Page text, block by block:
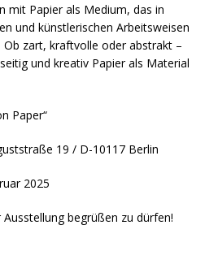
mit Papier als Medium, das in
und künstlerischen Arbeitsweisen
zart, kraftvolle oder abstrakt –
und kreativ Papier als Material
Paper“
19 / D-10117 Berlin
2025
begrüßen zu dürfen!